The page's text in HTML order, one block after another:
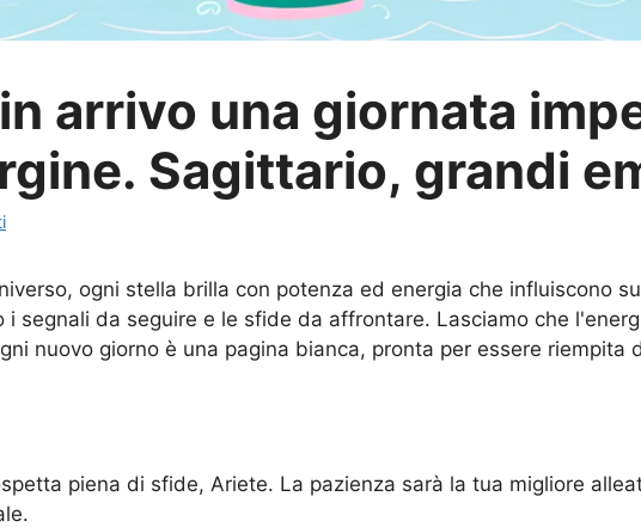
arrivo una giornata
Sagittario, grandi
ogni stella brilla con potenza ed energia che influiscono
i segnali da seguire e le sfide da affrontare. Lasciamo che
nuovo giorno è una pagina bianca, pronta per essere
piena di sfide, Ariete. La pazienza sarà la tua migliore